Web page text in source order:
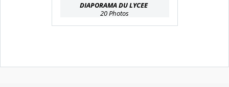
DIAPORAMA DU LYCEE
20 Photos